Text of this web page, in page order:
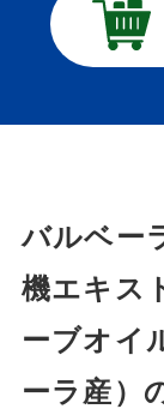
バルベ
機エキス
ーブオイ
ーラ産）